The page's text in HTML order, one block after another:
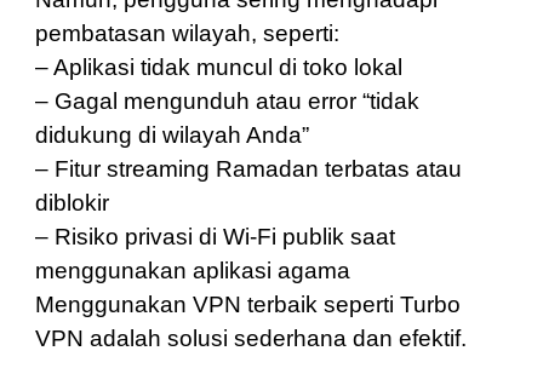
pembatasan wilayah, seperti:
– Aplikasi tidak muncul di toko lokal
– Gagal mengunduh atau error “tidak
didukung di wilayah Anda”
– Fitur streaming Ramadan terbatas atau
diblokir
– Risiko privasi di Wi-Fi publik saat
menggunakan aplikasi agama
Menggunakan VPN terbaik seperti Turbo
VPN adalah solusi sederhana dan efektif.